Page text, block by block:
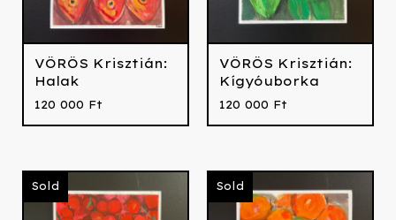
VÖRÖS Krisztián:
Halak
120 000 Ft
VÖRÖS Krisztián:
Kígyóuborka
120 000 Ft
Sold Sold